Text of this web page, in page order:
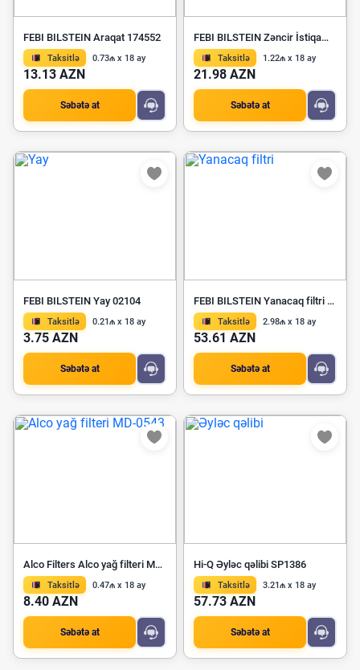
FEBI BILSTEIN Araqat 174552
Taksitlə 0.73₼ x 18 ay
13.13 AZN
Səbətə at
FEBI BILSTEIN Zəncir İstiqamətləndiricisi 25285
Taksitlə 1.22₼ x 18 ay
21.98 AZN
Səbətə at
FEBI BILSTEIN Yay 02104
Taksitlə 0.21₼ x 18 ay
3.75 AZN
Səbətə at
FEBI BILSTEIN Yanacaq filtri 30006
Taksitlə 2.98₼ x 18 ay
53.61 AZN
Səbətə at
Alco Filters Alco yağ filteri MD-0543
Taksitlə 0.47₼ x 18 ay
8.40 AZN
Səbətə at
Hi-Q Əyləc qəlibi SP1386
Taksitlə 3.21₼ x 18 ay
57.73 AZN
Səbətə at